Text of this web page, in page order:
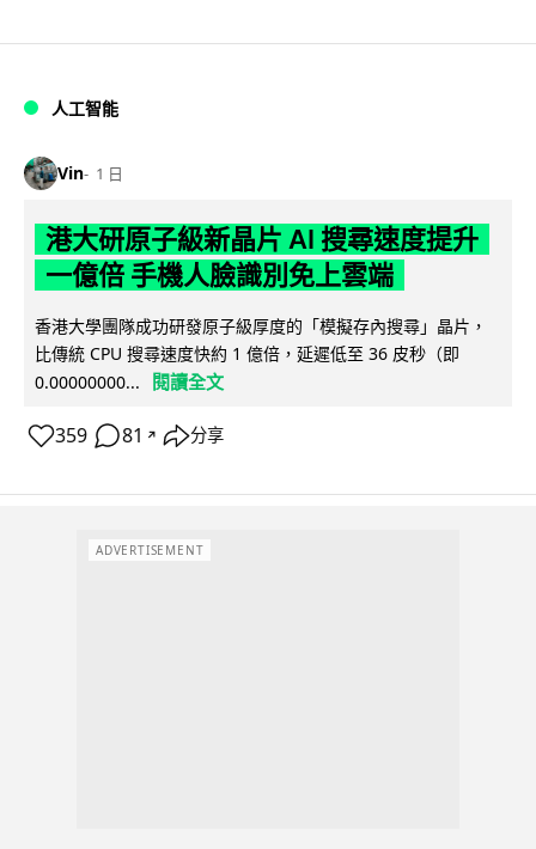
人工智能
Vin 1 日
港大研原子級新晶片 AI 搜尋速度提升
一億倍 手機人臉識別免上雲端
香港大學團隊成功研發原子級厚度的「模擬存內搜尋」晶片，
比傳統 CPU 搜尋速度快約 1 億倍，延遲低至 36 皮秒（即
0.00000000...
閱讀全文
359 81 ↗ 分享
ADVERTISEMENT